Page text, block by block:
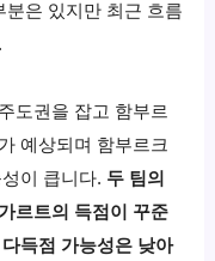
은 있지만 최근 흐름
도권을 잡고 함부르
예상되며 함부르크
이 큽니다. 두 팀의
르트의 득점이 꾸준
득점 가능성은 낮아